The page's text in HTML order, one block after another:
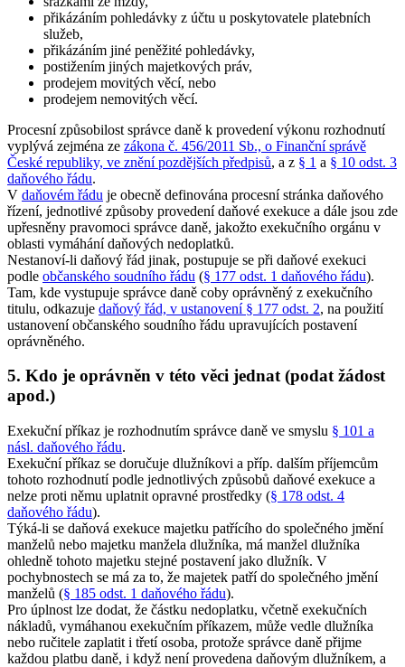
přikázáním pohledávky z účtu u poskytovatele platebních
služeb,
přikázáním jiné peněžité pohledávky,
postižením jiných majetkových práv,
prodejem movitých věcí, nebo
prodejem nemovitých věcí.
Procesní způsobilost správce daně k provedení výkonu rozhodnutí
vyplývá zejména ze zákona č. 456/2011 Sb., o Finanční správě
České republiky, ve znění pozdějších předpisů, a z § 1 a § 10 odst. 3
daňového řádu.
V daňovém řádu je obecně definována procesní stránka daňového
řízení, jednotlivé způsoby provedení daňové exekuce a dále jsou zde
upřesněny pravomoci správce daně, jakožto exekučního orgánu v
oblasti vymáhání daňových nedoplatků.
Nestanoví-li daňový řád jinak, postupuje se při daňové exekuci
podle občanského soudního řádu (§ 177 odst. 1 daňového řádu).
Tam, kde vystupuje správce daně coby oprávněný z exekučního
titulu, odkazuje daňový řád, v ustanovení § 177 odst. 2, na použití
ustanovení občanského soudního řádu upravujících postavení
oprávněného.
5. Kdo je oprávněn v této věci jednat (podat žádost
apod.)
Exekuční příkaz je rozhodnutím správce daně ve smyslu § 101 a
násl. daňového řádu.
Exekuční příkaz se doručuje dlužníkovi a příp. dalším příjemcům
tohoto rozhodnutí podle jednotlivých způsobů daňové exekuce a
nelze proti němu uplatnit opravné prostředky (§ 178 odst. 4
daňového řádu).
Týká-li se daňová exekuce majetku patřícího do společného jmění
manželů nebo majetku manžela dlužníka, má manžel dlužníka
ohledně tohoto majetku stejné postavení jako dlužník. V
pochybnostech se má za to, že majetek patří do společného jmění
manželů (§ 185 odst. 1 daňového řádu).
Pro úplnost lze dodat, že částku nedoplatku, včetně exekučních
nákladů, vymáhanou exekučním příkazem, může vedle dlužníka
nebo ručitele zaplatit i třetí osoba, protože správce daně přijme
každou platbu daně, i když není provedena daňovým dlužníkem, a